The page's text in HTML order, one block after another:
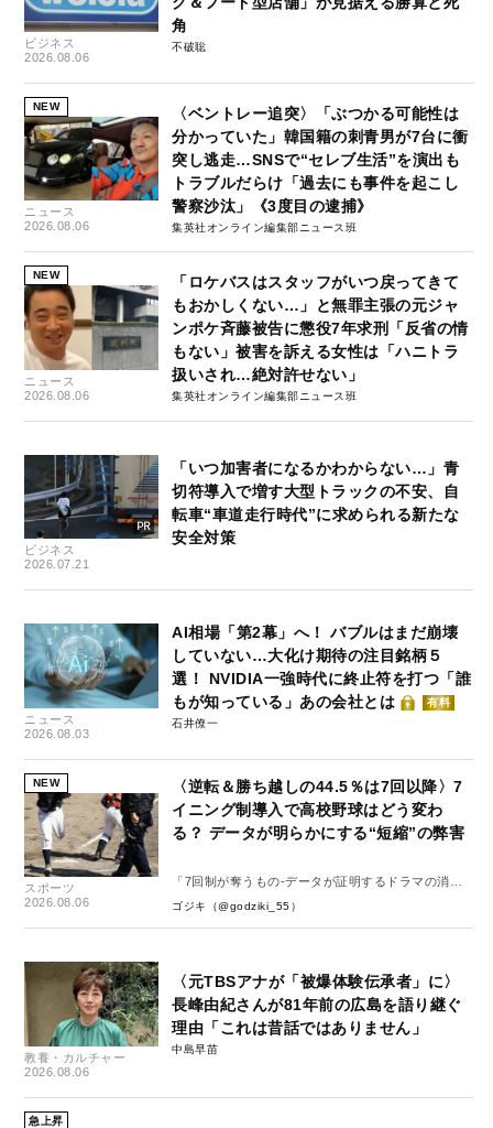
ビジネス
2026.08.06
角
不破聡
NEW
ニュース
2026.08.06
〈ベントレー追突〉「ぶつかる可能性は
分かっていた」韓国籍の刺青男が7台に衝
突し逃走…SNSで“セレブ生活”を演出も
トラブルだらけ「過去にも事件を起こし
警察沙汰」《3度目の逮捕》
集英社オンライン編集部ニュース班
NEW
ニュース
2026.08.06
「ロケバスはスタッフがいつ戻ってきて
もおかしくない…」と無罪主張の元ジャ
ンポケ斉藤被告に懲役7年求刑「反省の情
もない」被害を訴える女性は「ハニトラ
扱いされ…絶対許せない」
集英社オンライン編集部ニュース班
ビジネス
2026.07.21
「いつ加害者になるかわからない…」青
切符導入で増す大型トラックの不安、自
転車“車道走行時代”に求められる新たな
安全対策
ニュース
2026.08.03
AI相場「第2幕」へ！ バブルはまだ崩壊
していない…大化け期待の注目銘柄５
選！ NVIDIA一強時代に終止符を打つ「誰
もが知っている」あの会社とは
有料
石井僚一
NEW
スポーツ
2026.08.06
〈逆転＆勝ち越しの44.5％は7回以降〉7
イニング制導入で高校野球はどう変わ
る？ データが明らかにする“短縮”の弊害
「7回制が奪うもの-データが証明するドラマの消
失-」
ゴジキ（@godziki_55）
教養・カルチャー
2026.08.06
〈元TBSアナが「被爆体験伝承者」に〉
長峰由紀さんが81年前の広島を語り継ぐ
理由「これは昔話ではありません」
中島早苗
急上昇